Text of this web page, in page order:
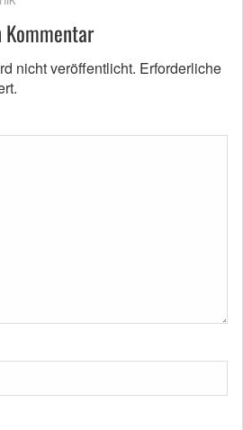
Kommentar
nicht veröffentlicht. Erforderliche